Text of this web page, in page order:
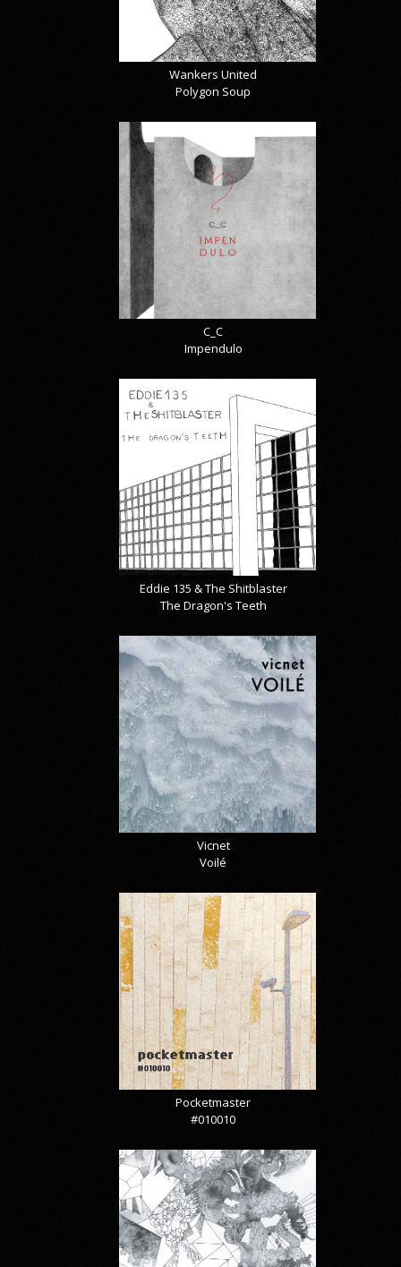
Wankers United
Polygon Soup
C_C
Impendulo
Eddie 135 & The Shitblaster
The Dragon's Teeth
Vicnet
Voilé
Pocketmaster
#010010